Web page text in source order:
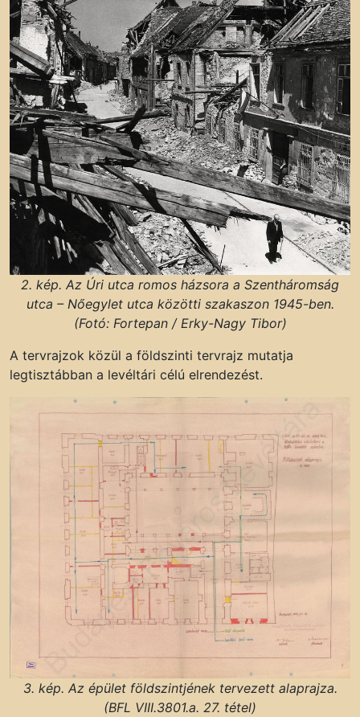
2. kép. Az Úri utca romos házsora a Szentháromság
utca – Nőegylet utca közötti szakaszon 1945-ben.
(Fotó: Fortepan / Erky-Nagy Tibor)
A tervrajzok közül a földszinti tervrajz mutatja
legtisztábban a levéltári célú elrendezést.
3. kép. Az épület földszintjének tervezett alaprajza.
(BFL VIII.3801.a. 27. tétel)